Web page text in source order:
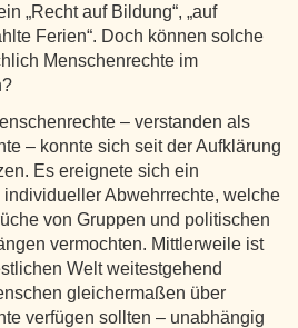
„Recht auf Bildung“, „auf
Ferien“. Doch können solche
Menschenrechte im
– verstanden als
– konnte sich seit der Aufklärung
Es ereignete sich ein
Abwehrrechte, welche
von Gruppen und politischen
vermochten. Mittlerweile ist
Welt weitestgehend
gleichermaßen über
verfügen sollten – unabhängig